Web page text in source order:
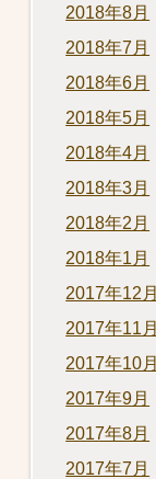
2018年8月
2018年7月
2018年6月
2018年5月
2018年4月
2018年3月
2018年2月
2018年1月
2017年12月
2017年11月
2017年10月
2017年9月
2017年8月
2017年7月